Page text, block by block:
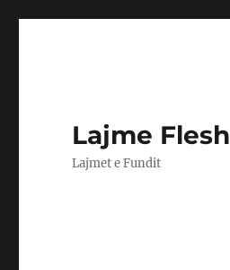
Lajme Flesh
Lajmet e Fundit